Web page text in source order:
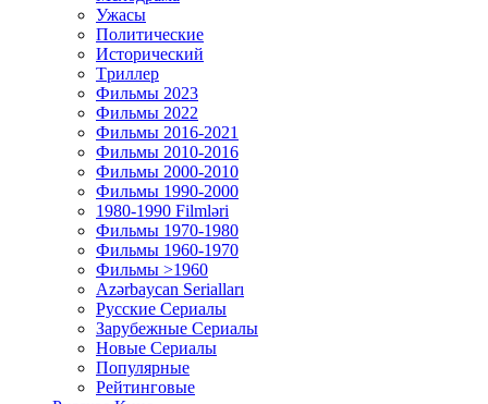
Ужасы
Политические
Исторический
Tриллер
Фильмы 2023
Фильмы 2022
Фильмы 2016-2021
Фильмы 2010-2016
Фильмы 2000-2010
Фильмы 1990-2000
1980-1990 Filmləri
Фильмы 1970-1980
Фильмы 1960-1970
Фильмы >1960
Azərbaycan Serialları
Русские Сериалы
Зарубежные Сериалы
Новые Сериалы
Популярные
Рейтинговые